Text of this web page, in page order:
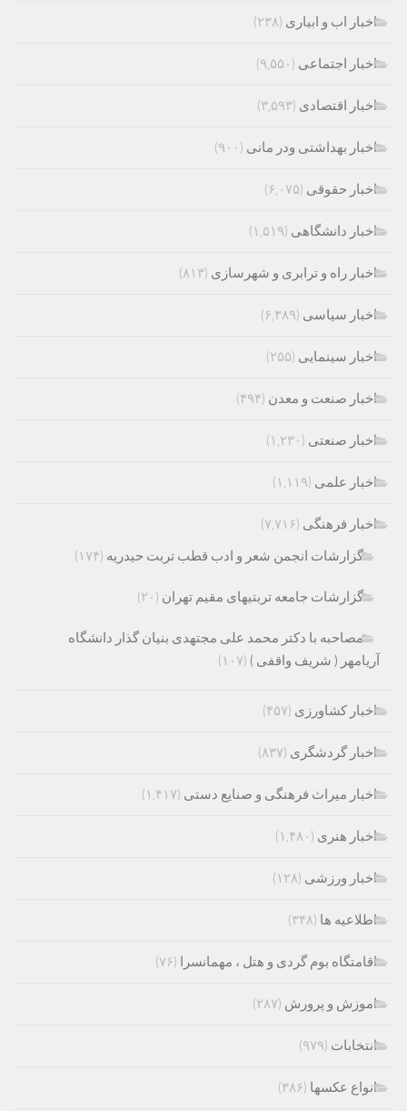
اخبار اب و ابیاری (۲۳۸)
اخبار اجتماعی (۹,۵۵۰)
اخبار اقتصادی (۳,۵۹۳)
اخبار بهداشتی ودر مانی (۹۰۰)
اخبار حقوقی (۶,۰۷۵)
اخبار دانشگاهی (۱,۵۱۹)
اخبار راه و ترابری و شهرسازی (۸۱۳)
اخبار سیاسی (۶,۳۸۹)
اخبار سینمایی (۲۵۵)
اخبار صنعت و معدن (۴۹۴)
اخبار صنعتی (۱,۲۳۰)
اخبار علمی (۱,۱۱۹)
اخبار فرهنگی (۷,۷۱۶)
گزارشات انجمن شعر و ادب قطب تربت حیدریه (۱۷۴)
گزارشات جامعه تربتیهای مقیم تهران (۲۰)
مصاحبه با دکتر محمد علی مجتهدی بنیان گذار دانشگاه
آریامهر ( شریف واقفی ) (۱۰۷)
اخبار کشاورزی (۴۵۷)
اخبار گردشگری (۸۳۷)
اخبار میراث فرهنگی و صنایع دستی (۱,۴۱۷)
اخبار هنری (۱,۴۸۰)
اخبار ورزشی (۱۲۸)
اطلاعیه ها (۳۴۸)
اقامتگاه بوم گردی و هتل ، مهمانسرا (۷۶)
اموزش و پرورش (۲۸۷)
انتخابات (۹۷۹)
انواع عکسها (۳۸۶)